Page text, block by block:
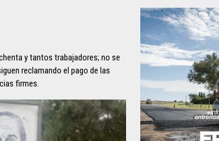
y tantos trabajadores; no se
reclamando el pago de las
firmes.